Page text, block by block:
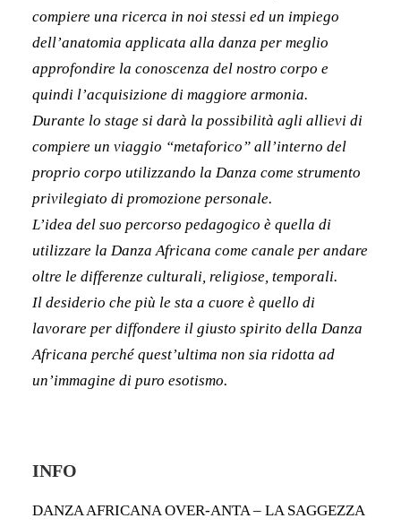
compiere una ricerca in noi stessi ed un impiego
dell’anatomia applicata alla danza per meglio
approfondire la conoscenza del nostro corpo e
quindi l’acquisizione di maggiore armonia.
Durante lo stage si darà la possibilità agli allievi di
compiere un viaggio “metaforico” all’interno del
proprio corpo utilizzando la Danza come strumento
privilegiato di promozione personale.
L’idea del suo percorso pedagogico è quella di
utilizzare la Danza Africana come canale per andare
oltre le differenze culturali, religiose, temporali.
Il desiderio che più le sta a cuore è quello di
lavorare per diffondere il giusto spirito della Danza
Africana perché quest’ultima non sia ridotta ad
un’immagine di puro esotismo.
INFO
DANZA AFRICANA OVER-ANTA – LA SAGGEZZA